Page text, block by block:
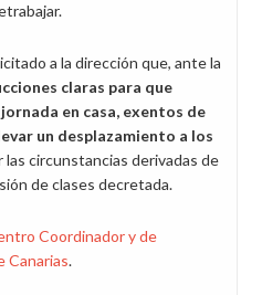
a la dirección que, ante la
claras para que
en casa, exentos de
un desplazamiento a los
las circunstancias derivadas de
de clases decretada.
Coordinador y de
Canarias.